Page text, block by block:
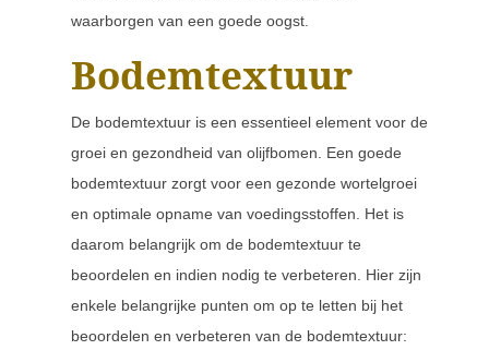
waarborgen van een goede oogst.
Bodemtextuur
De bodemtextuur is een essentieel element voor de
groei en gezondheid van olijfbomen. Een goede
bodemtextuur zorgt voor een gezonde wortelgroei
en optimale opname van voedingsstoffen. Het is
daarom belangrijk om de bodemtextuur te
beoordelen en indien nodig te verbeteren. Hier zijn
enkele belangrijke punten om op te letten bij het
beoordelen en verbeteren van de bodemtextuur: